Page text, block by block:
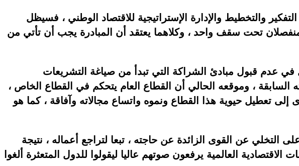
والتخطيط والإدارة الإستراتيجية للاقتصاد الوطني ، فسيظل
تحت سقف واحد ، وكلاهما يعتقد أن المبادرة يجب أن تأتي من
في عدم قبول مبادئ الشراكة التي تبدأ من صياغة التشريعات
السابقة ، وموقعه الحالي أن القطاع العام يتحكم في القطاع الخاص ،
تعطيل حيوية هذا القطاع ونموه واتساع مجالاته وآفاقة ، كما هو
عن القوى الزائدة عن حاجته ، تبعا لتراجع أعماله ، نتيجة
العالمية يرفعون صوتهم عاليا ليقولوا للدول المتعثرة ألغوا